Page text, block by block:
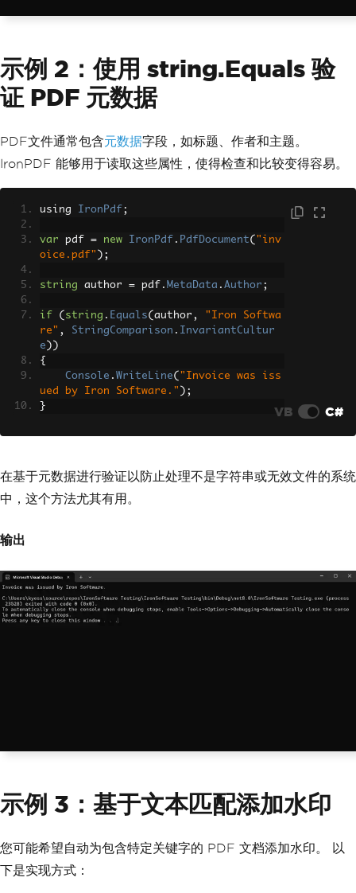
示例 2：使用 string.Equals 验
证 PDF 元数据
PDF文件通常包含元数据字段，如标题、作者和主题。
IronPDF 能够用于读取这些属性，使得检查和比较变得容易。
using IronPdf ;
var pdf = new IronPdf . PdfDocument( "inv
oice.pdf" );
string author = pdf . MetaData . Author ;
if ( string . Equals( author ,
"Iron Softwa
re" , StringComparison . InvariantCultur
e ))
{
Console . WriteLine( "Invoice was iss
ued by Iron Software." );
}
VB C#
在基于元数据进行验证以防止处理不是字符串或无效文件的系统
中，这个方法尤其有用。
输出
示例 3：基于文本匹配添加水印
您可能希望自动为包含特定关键字的 PDF 文档添加水印。 以
下是实现方式：